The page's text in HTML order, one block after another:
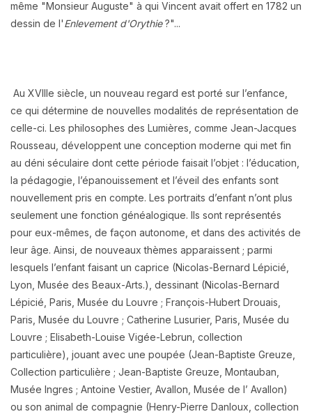
même "Monsieur Auguste" à qui Vincent avait offert en 1782 un
dessin de l'Enlevement d'Orythie?"...
Au XVIIIe siècle, un nouveau regard est porté sur l’enfance,
ce qui détermine de nouvelles modalités de représentation de
celle-ci. Les philosophes des Lumières, comme Jean-Jacques
Rousseau, développent une conception moderne qui met fin
au déni séculaire dont cette période faisait l’objet : l’éducation,
la pédagogie, l’épanouissement et l’éveil des enfants sont
nouvellement pris en compte. Les portraits d’enfant n’ont plus
seulement une fonction généalogique. Ils sont représentés
pour eux-mêmes, de façon autonome, et dans des activités de
leur âge. Ainsi, de nouveaux thèmes apparaissent ; parmi
lesquels l’enfant faisant un caprice (Nicolas-Bernard Lépicié,
Lyon, Musée des Beaux-Arts.), dessinant (Nicolas-Bernard
Lépicié, Paris, Musée du Louvre ; François-Hubert Drouais,
Paris, Musée du Louvre ; Catherine Lusurier, Paris, Musée du
Louvre ; Elisabeth-Louise Vigée-Lebrun, collection
particulière), jouant avec une poupée (Jean-Baptiste Greuze,
Collection particulière ; Jean-Baptiste Greuze, Montauban,
Musée Ingres ; Antoine Vestier, Avallon, Musée de l’ Avallon)
ou son animal de compagnie (Henry-Pierre Danloux, collection